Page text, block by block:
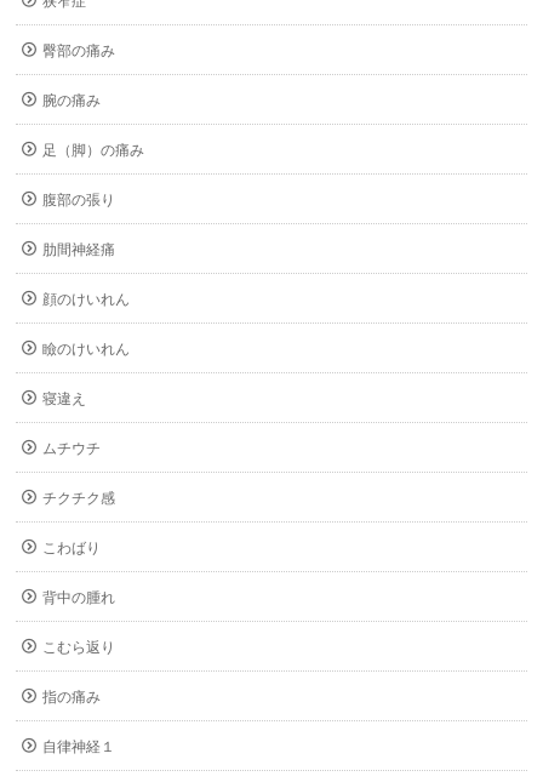
臀部の痛み
腕の痛み
足（脚）の痛み
腹部の張り
肋間神経痛
顔のけいれん
瞼のけいれん
寝違え
ムチウチ
チクチク感
こわばり
背中の腫れ
こむら返り
指の痛み
自律神経１